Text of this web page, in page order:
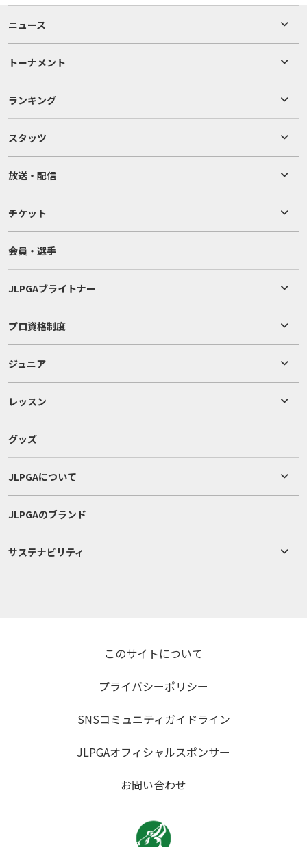
ニュース
トーナメント
ランキング
スタッツ
放送・配信
チケット
会員・選手
JLPGAブライトナー
プロ資格制度
ジュニア
レッスン
グッズ
JLPGAについて
JLPGAのブランド
サステナビリティ
このサイトについて
プライバシーポリシー
SNSコミュニティガイドライン
JLPGAオフィシャルスポンサー
お問い合わせ